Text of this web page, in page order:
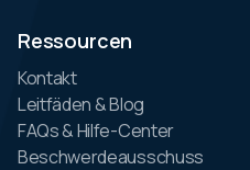
Ressourcen
Kontakt
Leitfäden & Blog
FAQs & Hilfe-Center
Beschwerdeausschuss